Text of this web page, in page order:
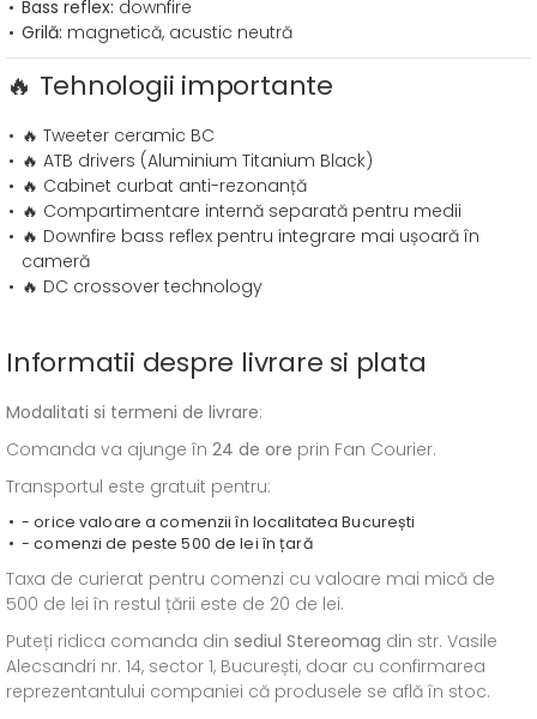
Bass reflex: downfire
Grilă: magnetică, acustic neutră
🔥 Tehnologii importante
🔥 Tweeter ceramic BC
🔥 ATB drivers (Aluminium Titanium Black)
🔥 Cabinet curbat anti-rezonanță
🔥 Compartimentare internă separată pentru medii
🔥 Downfire bass reflex pentru integrare mai ușoară în
cameră
🔥 DC crossover technology
Informatii despre livrare si plata
Modalitati si termeni de livrare:
Comanda va ajunge în 24 de ore prin Fan Courier.
Transportul este gratuit pentru:
- orice valoare a comenzii în localitatea București
- comenzi de peste 500 de lei în țară
Taxa de curierat pentru comenzi cu valoare mai mică de
500 de lei în restul țării este de 20 de lei.
Puteți ridica comanda din sediul Stereomag din str. Vasile
Alecsandri nr. 14, sector 1, București, doar cu confirmarea
reprezentantului companiei că produsele se află în stoc.